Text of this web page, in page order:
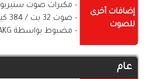
إضافات أخرى
للصوت
- مكبرات صوت ستيريو
- صوت 32 بت / 384 كيلو هرتز
- مضبوط بواسطة AKG
عام